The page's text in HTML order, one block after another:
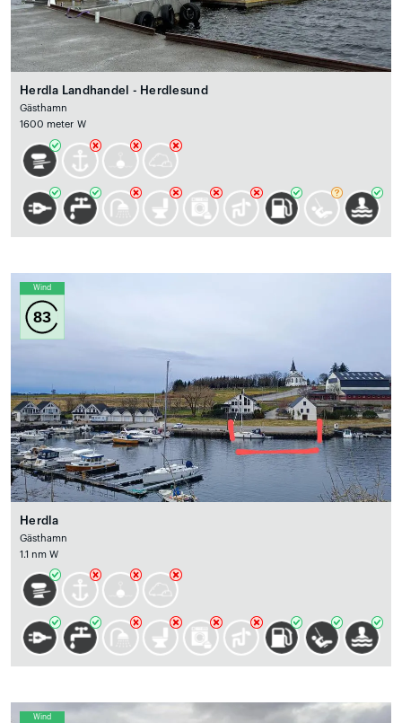
Herdla Landhandel - Herdlesund
Gästhamn
1600 meter W
Wind
83
Herdla
Gästhamn
1.1 nm W
Wind